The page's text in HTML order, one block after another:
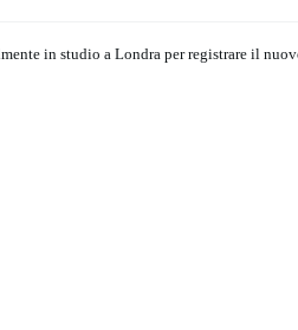
in studio a Londra per registrare il